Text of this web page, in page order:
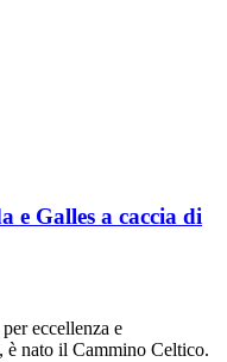
Galles a caccia di
eccellenza e
è nato il Cammino Celtico.